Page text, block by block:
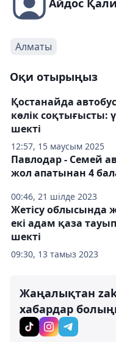
Айдос Қали
Алматы
Оқи отырыңыз
12:57, 15 маусым 2025
Қостанайда
көлік соқтығысты:
шекті
00:46, 21 шілде 2023
Павлодар - Семей
жол апатынан 4
09:30, 13 тамыз 2023
Жетісу облысында
екі адам қаза
шекті
Жаңалықтан
хабардар